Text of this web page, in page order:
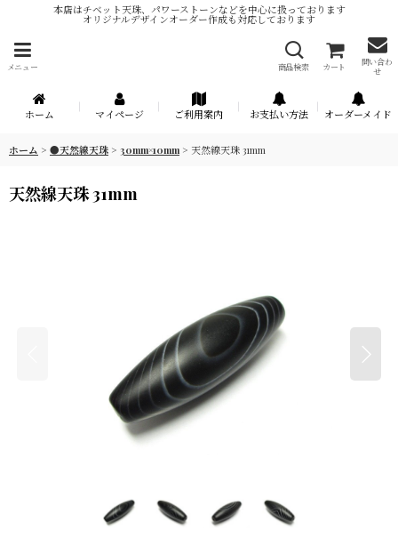
本店はチベット天珠、パワーストーンなどを中心に扱っております
オリジナルデザインオーダー作成も対応しております
メニュー 商品検索 カート
問い合わ
せ
ホーム マイページ ご利用案内 お支払い方法 オーダーメイド
ホーム > ●天然線天珠 > 30mm×10mm > 天然線天珠 31mm
天然線天珠 31mm